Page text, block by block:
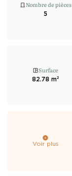
Nombre de pièces
5
Surface
82.78 m²
Voir plus